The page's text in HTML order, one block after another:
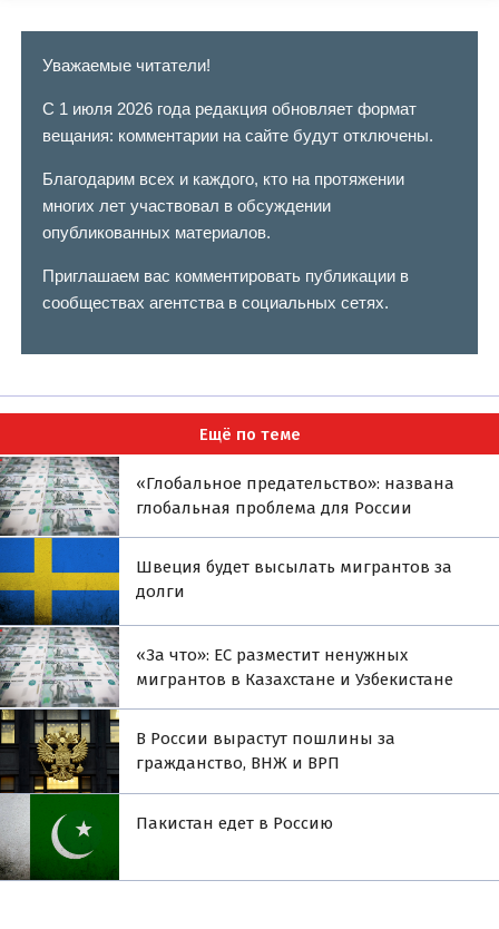
Уважаемые читатели!
С 1 июля 2026 года редакция обновляет формат
вещания: комментарии на сайте будут отключены.
Благодарим всех и каждого, кто на протяжении
многих лет участвовал в обсуждении
опубликованных материалов.
Приглашаем вас комментировать публикации в
сообществах агентства в социальных сетях.
Ещё по теме
«Глобальное предательство»: названа
глобальная проблема для России
Швеция будет высылать мигрантов за
долги
«За что»: ЕС разместит ненужных
мигрантов в Казахстане и Узбекистане
В России вырастут пошлины за
гражданство, ВНЖ и ВРП
Пакистан едет в Россию